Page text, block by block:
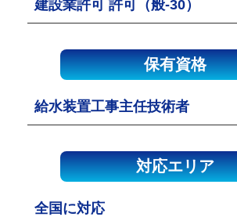
建設業許可 許可（般-30）
保有資格
給水装置工事主任技術者
対応エリア
全国に対応